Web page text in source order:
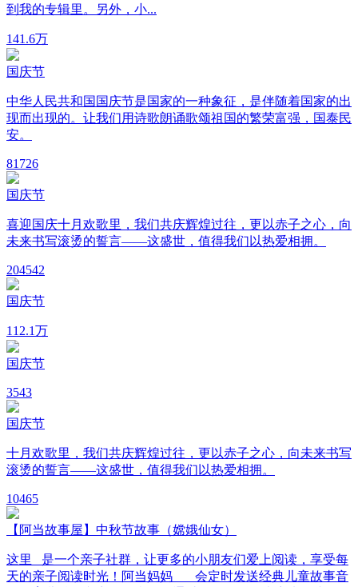
到我的专辑里。另外，小...
141.6万
国庆节
中华人民共和国国庆节是国家的一种象征，是伴随着国家的出
现而出现的。让我们用诗歌朗诵歌颂祖国的繁荣富强，国泰民
安。
81726
国庆节
喜迎国庆十月欢歌里，我们共庆辉煌过往，更以赤子之心，向
未来书写滚烫的誓言——这盛世，值得我们以热爱相拥。
204542
国庆节
11 2.1万
国庆节
3543
国庆节
十月欢歌里，我们共庆辉煌过往，更以赤子之心，向未来书写
滚烫的誓言——这盛世，值得我们以热爱相拥。
10465
【阿当故事屋】中秋节故事（嫦娥仙女）
这里 是一个亲子社群，让更多的小朋友们爱上阅读，享受每
天的亲子阅读时光！阿当妈妈 会定时发送经典儿童故事音